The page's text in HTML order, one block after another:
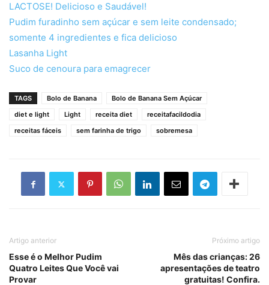
LACTOSE! Delicioso e Saudável!
Pudim furadinho sem açúcar e sem leite condensado;
somente 4 ingredientes e fica delicioso
Lasanha Light
Suco de cenoura para emagrecer
TAGS Bolo de Banana
Bolo de Banana Sem Açúcar
diet e light
Light receita diet
receitafacildodia
receitas fáceis
sem farinha de trigo sobremesa
Artigo anterior
Esse é o Melhor Pudim
Quatro Leites Que Você vai
Provar
Próximo artigo
Mês das crianças: 26
apresentações de teatro
gratuitas! Confira.